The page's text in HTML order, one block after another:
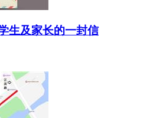
生及家长的一封信